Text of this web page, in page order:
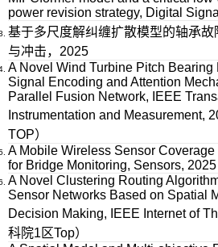
power revision strategy, Digital
基于多尺度解纠缠扩散模型的轴承
与冲击，2025
A Novel Wind Turbine Pitch
Signal Encoding and Attention
Parallel Fusion Network, IEEE
Instrumentation and Measurement,
TOP）
A Mobile Wireless Sensor
for Bridge Monitoring, Sensors, 2025
A Novel Clustering Routing
Sensor Networks Based on Spatial
Decision Making, IEEE Internet of
科院1区Top）